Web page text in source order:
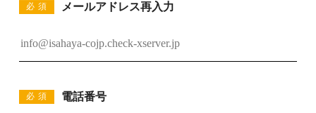
必須 メールアドレス再入力
必須 電話番号